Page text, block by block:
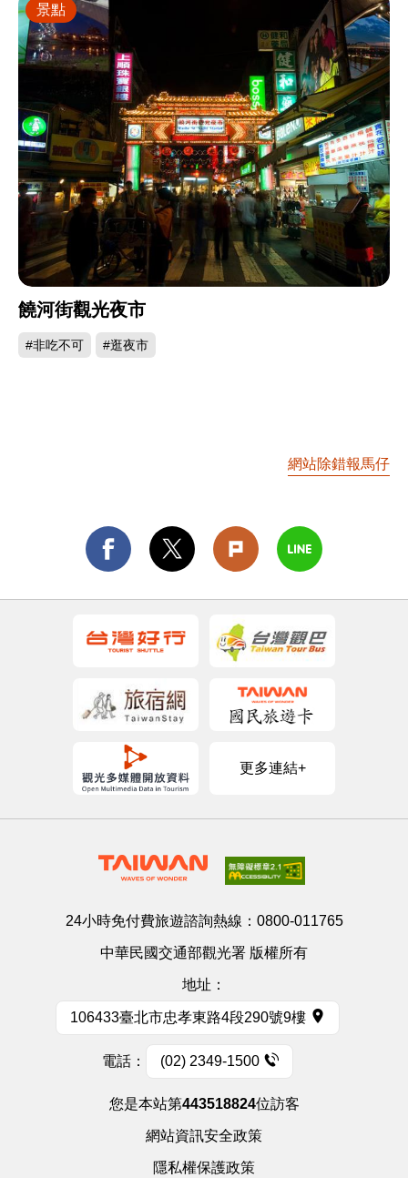
饒河街觀光夜市
#非吃不可 #逛夜市
景點
網站除錯報馬仔
更多連結+
24小時免付費旅遊諮詢熱線： 0800-011765
中華民國交通部觀光署 版權所有
地址：
106433臺北市忠孝東路4段290號9樓
電話： (02) 2349-1500
您是本站第443518824位訪客
網站資訊安全政策
隱私權保護政策